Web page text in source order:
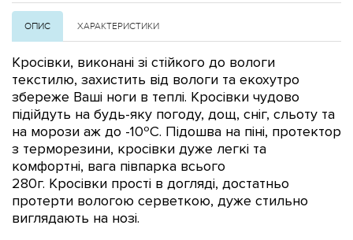
ОПИС ХАРАКТЕРИСТИКИ
Кросівки, виконані зі стійкого до вологи
текстилю, захистить від вологи та екохутро
збереже Ваші ноги в теплі. Кросівки чудово
підійдуть на будь-яку погоду, дощ, сніг, сльоту та
на морози аж до -10ºC. Підошва на піні, протектор
з терморезини, кросівки дуже легкі та
комфортні, вага півпарка всього
280г. Кросівки прості в догляді, достатньо
протерти вологою серветкою, дуже стильно
виглядають на нозі.